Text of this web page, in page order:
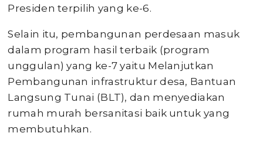
Presiden terpilih yang ke-6.
Selain itu, pembangunan perdesaan masuk
dalam program hasil terbaik (program
unggulan) yang ke-7 yaitu Melanjutkan
Pembangunan infrastruktur desa, Bantuan
Langsung Tunai (BLT), dan menyediakan
rumah murah bersanitasi baik untuk yang
membutuhkan.